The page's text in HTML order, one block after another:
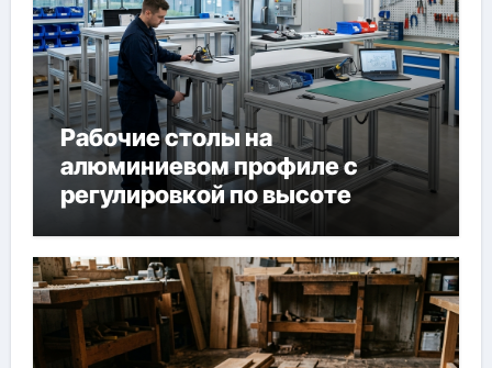
Рабочие столы на
алюминиевом профиле с
регулировкой по высоте